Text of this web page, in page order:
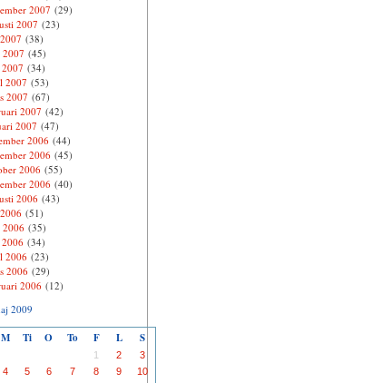
2007 (29)
2007 (23)
(38)
(45)
(34)
2007 (53)
2007 (67)
2007 (42)
2007 (47)
2006(44)
2006(45)
2006(55)
2006(40)
2006(43)
(51)
(35)
(34)
2006(23)
2006(29)
2006(12)
2009
M Ti O To F L S
1 2
3
4
5 6 7 8 9
10